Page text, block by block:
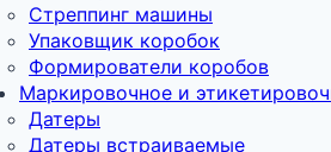
Стреппинг машины
Упаковщик коробок
Формирователи коробов
Маркировочное и
Датеры
Датеры встраиваемые